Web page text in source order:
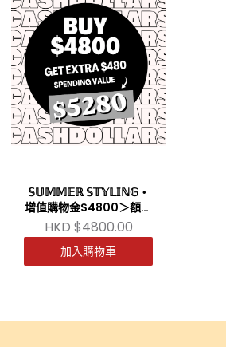
𝕊𝕌𝕄𝕄𝔼ℝ 𝕊𝕋𝕐𝕃𝕀ℕ𝔾・
增值購物金$4800＞額外
送多$480
HKD $4800.00
加入購物車